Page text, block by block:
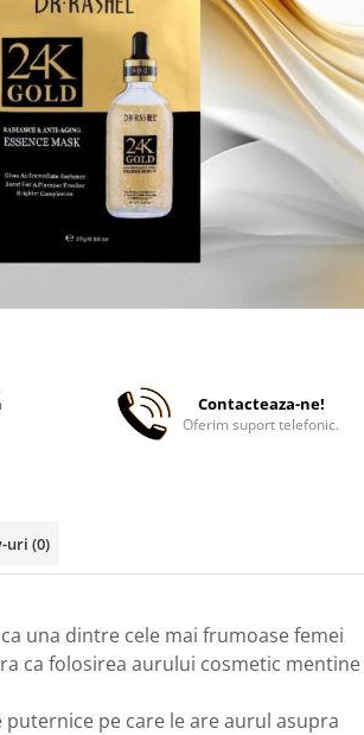
Contacteaza-ne!
Oferim suport telefonic.
uri (0)
una dintre cele mai frumoase femei
ca folosirea aurului cosmetic mentine
pe care le are aurul asupra